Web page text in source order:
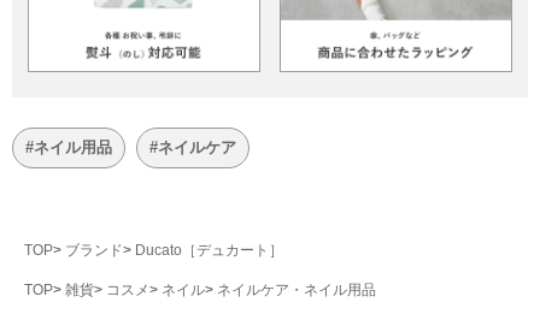
#ネイル用品 #ネイルケア
TOP ブランド Ducato［デュカート］
TOP 雑貨 コスメ ネイル ネイルケア・ネイル用品